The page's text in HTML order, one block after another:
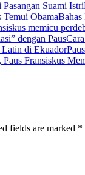
Bahas
fields are marked *